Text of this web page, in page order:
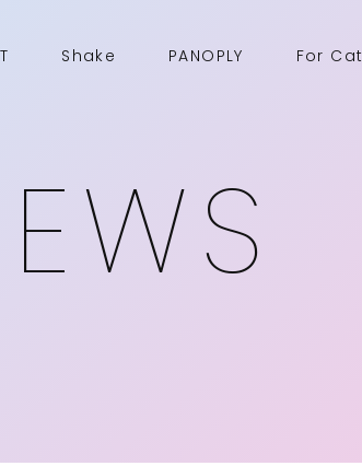
Shake PANOPLY For Cat